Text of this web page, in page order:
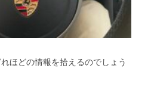
ほどの情報を拾えるのでしょう